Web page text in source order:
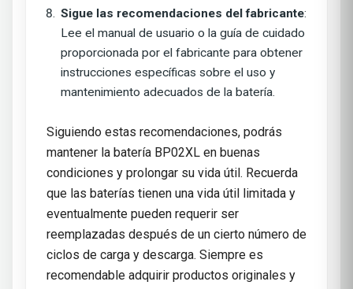
Sigue las recomendaciones del fabricante:
Lee el manual de usuario o la guía de cuidado
proporcionada por el fabricante para obtener
instrucciones específicas sobre el uso y
mantenimiento adecuados de la batería.
Siguiendo estas recomendaciones, podrás
mantener la batería BP02XL en buenas
condiciones y prolongar su vida útil. Recuerda
que las baterías tienen una vida útil limitada y
eventualmente pueden requerir ser
reemplazadas después de un cierto número de
ciclos de carga y descarga. Siempre es
recomendable adquirir productos originales y